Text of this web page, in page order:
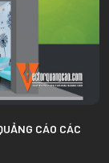
CÁO CÁC